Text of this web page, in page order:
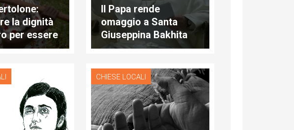
la dignità
per essere
Il Papa rende
omaggio a Santa
Giuseppina Bakhita
CHIESE LOCALI